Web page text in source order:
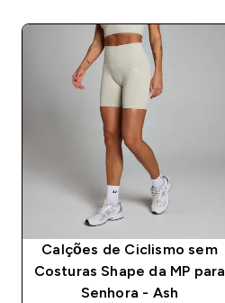
Calções de Ciclismo sem
Costuras Shape da MP para
Senhora - Ash